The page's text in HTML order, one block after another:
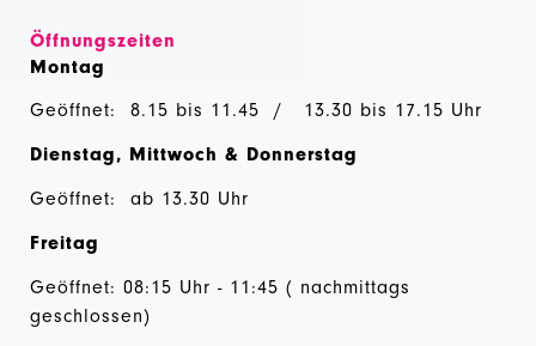
Öffnungszeiten
Montag
Geöffnet: 8.15 bis 11.45 / 13.30 bis 17.15 Uhr
Dienstag, Mittwoch & Donnerstag
Geöffnet: ab 13.30 Uhr
Freitag
Geöffnet: 08:15 Uhr - 11:45 ( nachmittags
geschlossen)